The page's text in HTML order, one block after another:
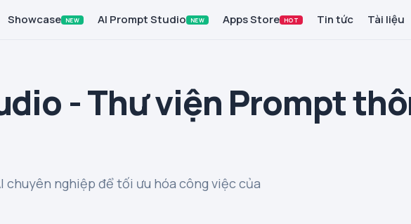
Showcase NEW AI Prompt Studio NEW Apps Store HOT Tin tức Tài liệu
- Thư viện Prompt
chuyên nghiệp để tối ưu hóa công việc của